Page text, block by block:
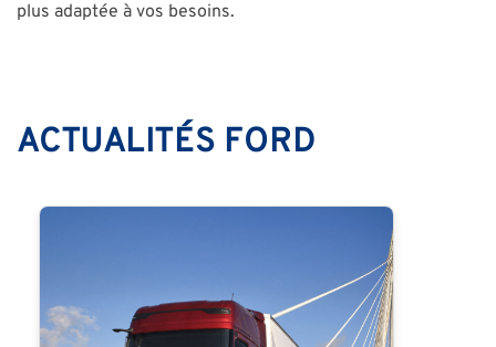
plus adaptée à vos besoins.
ACTUALITÉS FORD